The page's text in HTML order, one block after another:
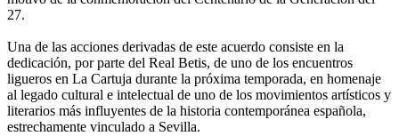
27.
Una de las acciones derivadas de este acuerdo consiste en la
dedicación, por parte del Real Betis, de uno de los encuentros
ligueros en La Cartuja durante la próxima temporada, en homenaje
al legado cultural e intelectual de uno de los movimientos artísticos y
literarios más influyentes de la historia contemporánea española,
estrechamente vinculado a Sevilla.